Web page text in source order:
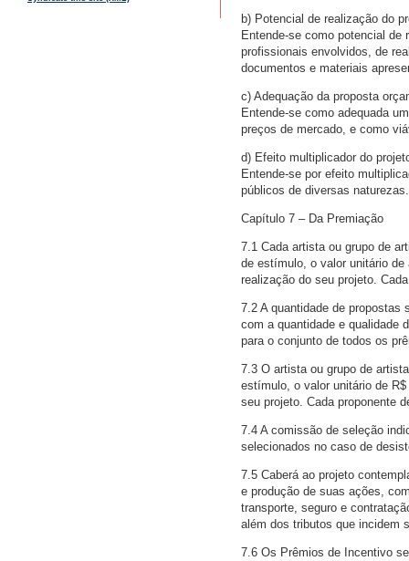
b) Potencial de realização do
Entende-se como potencial de
profissionais envolvidos, de
documentos e materiais
c) Adequação da proposta
Entende-se como adequada
preços de mercado, e como
d) Efeito multiplicador do
Entende-se por efeito
públicos de diversas naturezas.
Capítulo 7 – Da Premiação
7.1 Cada artista ou grupo de
de estímulo, o valor unitário
realização do seu projeto.
7.2 A quantidade de propostas
com a quantidade e qualidade
para o conjunto de todos os
7.3 O artista ou grupo de
estímulo, o valor unitário de
seu projeto. Cada proponente
7.4 A comissão de seleção
selecionados no caso de
7.5 Caberá ao projeto
e produção de suas ações,
transporte, seguro e
além dos tributos que incidem
7.6 Os Prêmios de Incentivo